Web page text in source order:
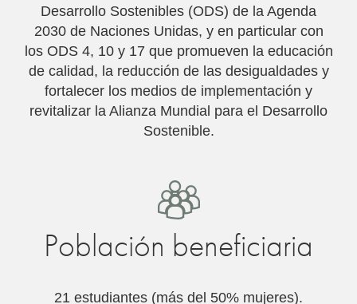
Desarrollo Sostenibles (ODS) de la Agenda
2030 de Naciones Unidas, y en particular con
los ODS 4, 10 y 17 que promueven la educación
de calidad, la reducción de las desigualdades y
fortalecer los medios de implementación y
revitalizar la Alianza Mundial para el Desarrollo
Sostenible.
Población beneficiaria
21 estudiantes (más del 50% mujeres).